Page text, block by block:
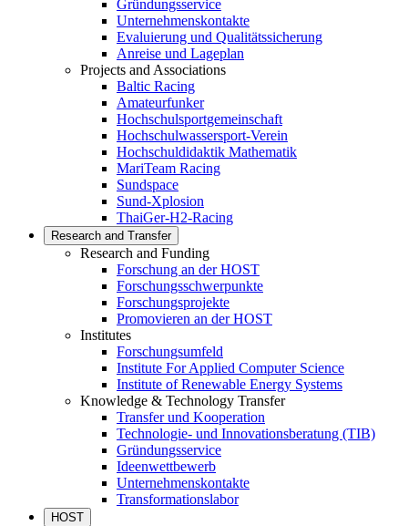
Gründungsservice
Unternehmenskontakte
Evaluierung und Qualitätssicherung
Anreise und Lageplan
Projects and Associations
Baltic Racing
Amateurfunker
Hochschulsportgemeinschaft
Hochschulwassersport-Verein
Hochschuldidaktik Mathematik
MariTeam Racing
Sundspace
Sund-Xplosion
ThaiGer-H2-Racing
Research and Transfer
Research and Funding
Forschung an der HOST
Forschungsschwerpunkte
Forschungsprojekte
Promovieren an der HOST
Institutes
Forschungsumfeld
Institute For Applied Computer Science
Institute of Renewable Energy Systems
Knowledge & Technology Transfer
Transfer und Kooperation
Technologie- und Innovationsberatung (TIB)
Gründungsservice
Ideenwettbewerb
Unternehmenskontakte
Transformationslabor
HOST